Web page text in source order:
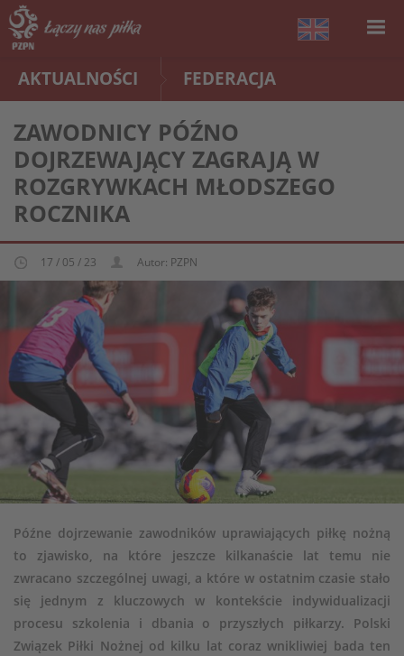
AKTUALNOŚCI FEDERACJA
ZAWODNICY PÓŹNO
DOJRZEWAJĄCY ZAGRAJĄ W
ROZGRYWKACH MŁODSZEGO
ROCZNIKA
17 / 05 / 23 Autor: PZPN
Późne dojrzewanie zawodników uprawiających piłkę nożną
to zjawisko, na które jeszcze kilkanaście lat temu nie
zwracano szczególnej uwagi, a które w ostatnim czasie stało
się jednym z kluczowych w kontekście indywidualizacji
procesu szkolenia i dbania o przyszłych piłkarzy. Polski
Związek Piłki Nożnej od kilku lat coraz wnikliwiej bada ten